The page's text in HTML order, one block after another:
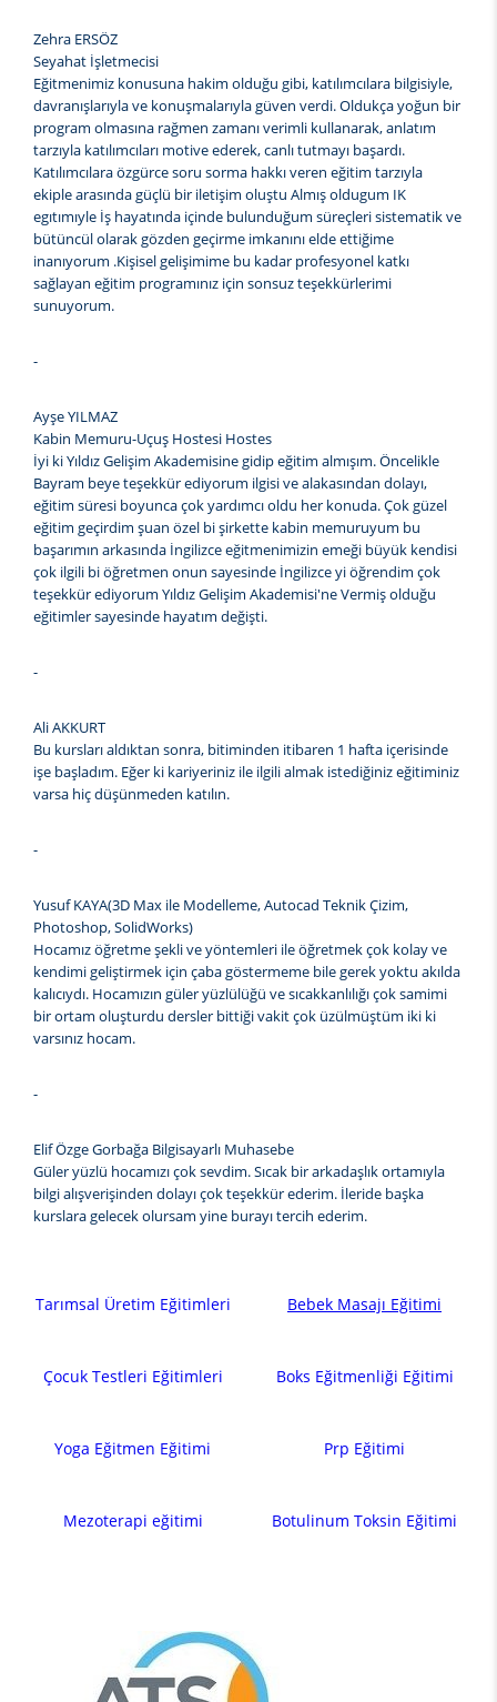
Zehra ERSÖZ
Seyahat İşletmecisi
Eğitmenimiz konusuna hakim olduğu gibi, katılımcılara bilgisiyle,
davranışlarıyla ve konuşmalarıyla güven verdi. Oldukça yoğun bir
program olmasına rağmen zamanı verimli kullanarak, anlatım
tarzıyla katılımcıları motive ederek, canlı tutmayı başardı.
Katılımcılara özgürce soru sorma hakkı veren eğitim tarzıyla
ekiple arasında güçlü bir iletişim oluştu Almış oldugum IK
egıtımıyle İş hayatında içinde bulunduğum süreçleri sistematik ve
bütüncül olarak gözden geçirme imkanını elde ettiğime
inanıyorum .Kişisel gelişimime bu kadar profesyonel katkı
sağlayan eğitim programınız için sonsuz teşekkürlerimi
sunuyorum.
-
Ayşe YILMAZ
Kabin Memuru-Uçuş Hostesi Hostes
İyi ki Yıldız Gelişim Akademisine gidip eğitim almışım. Öncelikle
Bayram beye teşekkür ediyorum ilgisi ve alakasından dolayı,
eğitim süresi boyunca çok yardımcı oldu her konuda. Çok güzel
eğitim geçirdim şuan özel bi şirkette kabin memuruyum bu
başarımın arkasında İngilizce eğitmenimizin emeği büyük kendisi
çok ilgili bi öğretmen onun sayesinde İngilizce yi öğrendim çok
teşekkür ediyorum Yıldız Gelişim Akademisi'ne Vermiş olduğu
eğitimler sayesinde hayatım değişti.
-
Ali AKKURT
Bu kursları aldıktan sonra, bitiminden itibaren 1 hafta içerisinde
işe başladım. Eğer ki kariyeriniz ile ilgili almak istediğiniz eğitiminiz
varsa hiç düşünmeden katılın.
-
Yusuf KAYA(3D Max ile Modelleme, Autocad Teknik Çizim,
Photoshop, SolidWorks)
Hocamız öğretme şekli ve yöntemleri ile öğretmek çok kolay ve
kendimi geliştirmek için çaba göstermeme bile gerek yoktu akılda
kalıcıydı. Hocamızın güler yüzlülüğü ve sıcakkanlılığı çok samimi
bir ortam oluşturdu dersler bittiği vakit çok üzülmüştüm iki ki
varsınız hocam.
-
Elif Özge Gorbağa Bilgisayarlı Muhasebe
Güler yüzlü hocamızı çok sevdim. Sıcak bir arkadaşlık ortamıyla
bilgi alışverişinden dolayı çok teşekkür ederim. İleride başka
kurslara gelecek olursam yine burayı tercih ederim.
Tarımsal Üretim Eğitimleri Bebek Masajı Eğitimi
Çocuk Testleri Eğitimleri Boks Eğitmenliği Eğitimi
Yoga Eğitmen Eğitimi Prp Eğitimi
Mezoterapi eğitimi Botulinum Toksin Eğitimi